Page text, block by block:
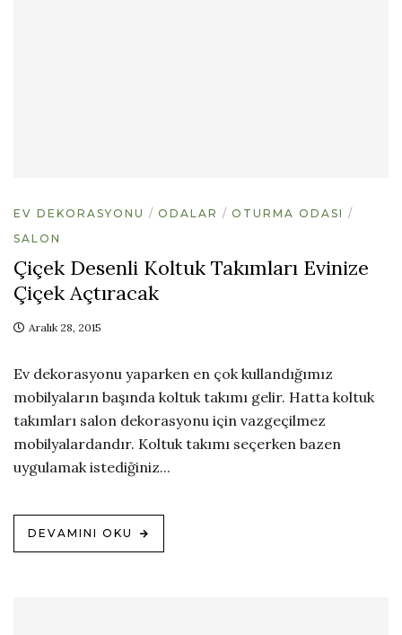
EV DEKORASYONU ODALAR
OTURMA ODASI
SALON
Çiçek Desenli Koltuk Takımları Evinize
Çiçek Açtıracak
Aralık 28, 2015
Ev dekorasyonu yaparken en çok kullandığımız
mobilyaların başında koltuk takımı gelir. Hatta koltuk
takımları salon dekorasyonu için vazgeçilmez
mobilyalardandır. Koltuk takımı seçerken bazen
uygulamak istediğiniz...
DEVAMINI OKU